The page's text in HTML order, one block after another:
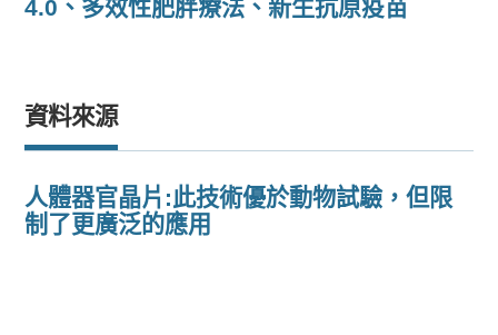
4.0、多效性肥胖療法、新生抗原疫苗
資料來源
人體器官晶片:此技術優於動物試驗，但限
制了更廣泛的應用